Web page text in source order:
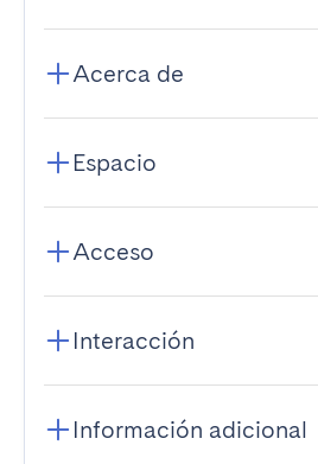
Acerca de
Espacio
Acceso
Interacción
Información adicional